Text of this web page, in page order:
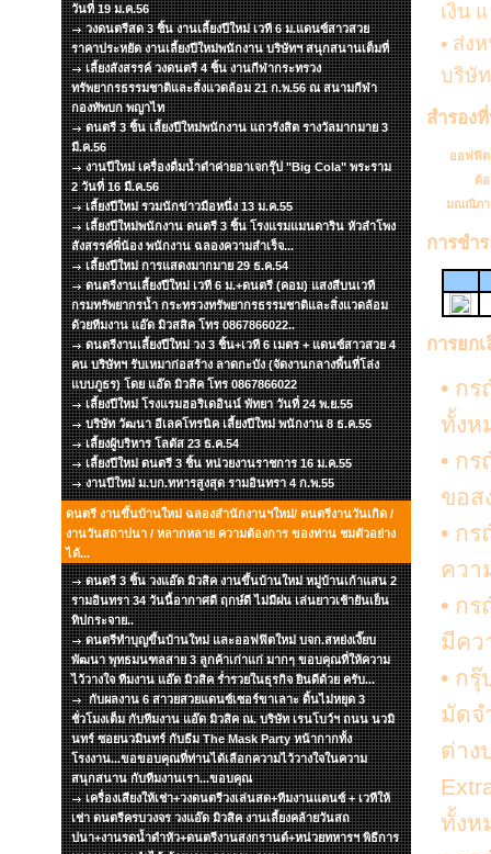
วันที่ 19 ม.ค.56
วงดนตรีสด 3 ชิ้น งานเลี้ยงปีใหม่ เวที 6 ม.แดนซ์สาวสวย
ราคาประหยัด งานเลี้ยงปีใหม่พนักงาน บริษัทฯ สนุกสนานเต็มที่
เลี้ยงสังสรรค์ วงดนตรี 4 ชิ้น งานกีฬากระทรวง
ทรัพยากรธรรมชาติและสิ่งแวดล้อม 21 ก.พ.56 ณ สนามกีฬา
กองทัพบก พญาไท
ดนตรี 3 ชิ้น เลี้ยงปีใหม่พนักงาน แถวรังสิต รางวัลมากมาย 3
มี.ค.56
งานปีใหม่ เครื่องดื่มน้ำดำค่ายอาเจกรุ๊ป "Big Cola" พระราม
2 วันที่ 16 มี.ค.56
เลี้ยงปีใหม่ รวมนักข่าวมือหนึ่ง 13 ม.ค.55
เลี้ยงปีใหม่พนักงาน ดนตรี 3 ชิ้น โรงแรมแมนดาริน หัวลำโพง
สังสรรค์พี่น้อง พนักงาน ฉลองความสำเร็จ...
เลี้ยงปีใหม่ การแสดงมากมาย 29 ธ.ค.54
ดนตรีงานเลี้ยงปีใหม่ เวที 6 ม.+ดนตรี (คอม) แสงสีบนเวที
กรมทรัพยากรน้ำ กระทรวงทรัพยากรธรรมชาติและสิ่งแวดล้อม
ด้วยทีมงาน แอ๊ด มิวสสิค โทร 0867866022..
ดนตรีงานเลี้ยงปีใหม่ วง 3 ชิ้น+เวที 6 เมตร + แดนซ์สาวสวย 4
คน บริษัทฯ รับเหมาก่อสร้าง ลาดกะบัง (จัดงานกลางพื้นที่โล่ง
แบบภูธร) โดย แอ๊ด มิวสิค โทร 0867866022
เลี้ยงปีใหม่ โรงแรมฮอริเดอินน์ พัทยา วันที่ 24 พ.ย.55
บริษัท วัฒนา อีเลคโทรนิค เลี้ยงปีใหม่ พนักงาน 8 ธ.ค.55
เลี้ยงผู้บริหาร โลตัส 23 ธ.ค.54
เลี้ยงปีใหม่ ดนตรี 3 ชิ้น หน่วยงานราชการ 16 ม.ค.55
งานปีใหม่ ม.บก.ทหารสูงสุด รามอินทรา 4 ก.พ.55
ดนตรี งานขึ้นบ้านใหม่ ฉลองสำนักงานฯใหม่/ ดนตรีงานวันเกิด /
งานวันสถาปนา / หลากหลาย ความต้องการ ของท่าน ชมตัวอย่าง
ได้...
ดนตรี 3 ชิ้น วงแอ๊ด มิวสิค งานขึ้นบ้านใหม่ หมู่บ้านเก้าแสน 2
รามอินทรา 34 วันนี้อากาศดี ฤกษ์ดี ไม่มีฝน เล่นยาวเช้ายันเย็น
ทิปกระจาย..
ดนตรีทำบุญขึ้นบ้านใหม่ และออฟฟิตใหม่ บจก.สหย่งเงี๊ยบ
พัฒนา พุทธมนฑลสาย 3 ลูกค้าเก่าแก่ มากๆ ขอบคุณที่ให้ความ
ไว้วางใจ ทีมงาน แอ๊ด มิวสิค ร่ำรวยในธุรกิจ ยินดีด้วย ครับ...
กับผลงาน 6 สาวยสวยแดนซ์เซอร์ขาเลาะ ดิ้นไม่หยุด 3
ชั่วโมงเต็ม กับทีมงาน แอ๊ด มิวสิค ณ. บริษัท เรนโบว์ฯ ถนน นวมิ
นทร์ ซอยนวมินทร์ กับธีม The Mask Party หน้ากากทั้ง
โรงงาน...ขอขอบคุณที่ท่านได้เลือกความไว้วางใจในความ
สนุกสนาน กับทีมงานเรา...ขอบคุณ
เครื่องเสียงให้เช่า+วงดนตรีวงเล่นสด+ทีมงานแดนซ์ + เวทีให้
เช่า ดนตรีครบวงจร วงแอ๊ด มิวสิค งานเลี้ยงคล้ายวันสถ
ปนา+งานรดน้ำดำหัว+ดนตรีงานสงกรานต์+หน่วยทหารฯ พิธีการ
เงิน
• ส่งห
บริษัท
สำรอง
ออฟฟิ
ต้
มณณิภ
การชำ
การยก
• กร
ทั้งห
• กร
ขอส
• กร
ควา
• กร
มีคว
• กรุ๊
มัดจ
ต่าง
ทั้งห